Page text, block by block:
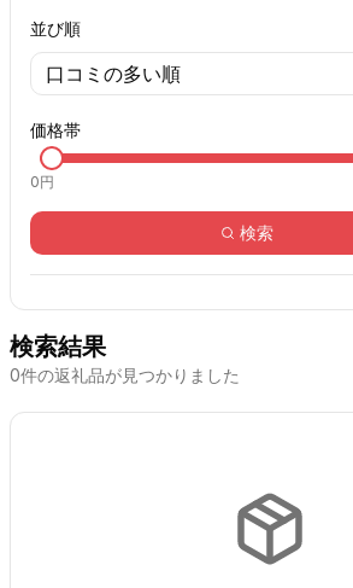
並び順
口コミの多い順
価格帯
0円
検索
検索結果
0件の返礼品が見つかりました